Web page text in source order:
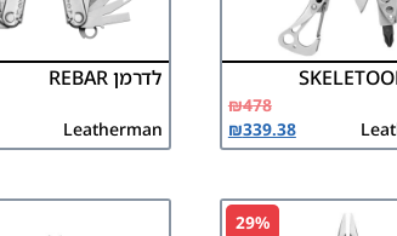
₪478
₪339.38
לדרמן REBAR
Leatherman
29%